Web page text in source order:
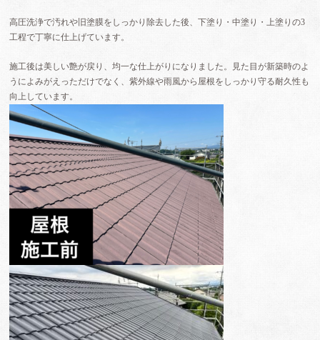
高圧洗浄で汚れや旧塗膜をしっかり除去した後、下塗り・中塗り・上塗りの3
工程で丁寧に仕上げています。
施工後は美しい艶が戻り、均一な仕上がりになりました。見た目が新築時のよ
うによみがえっただけでなく、紫外線や雨風から屋根をしっかり守る耐久性も
向上しています。